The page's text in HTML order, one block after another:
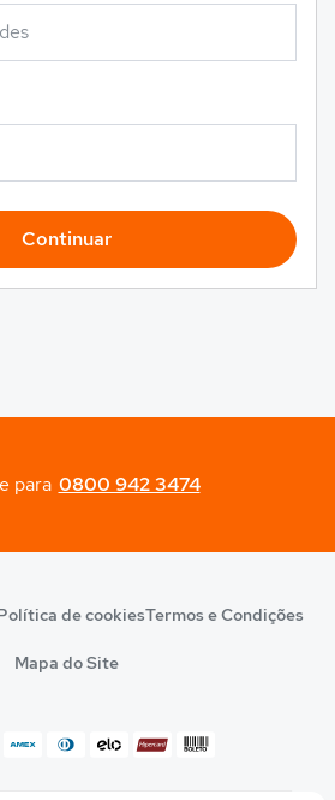
Continuar
para 0800 942 3474
de cookiesTermos e Condições
Mapa do Site